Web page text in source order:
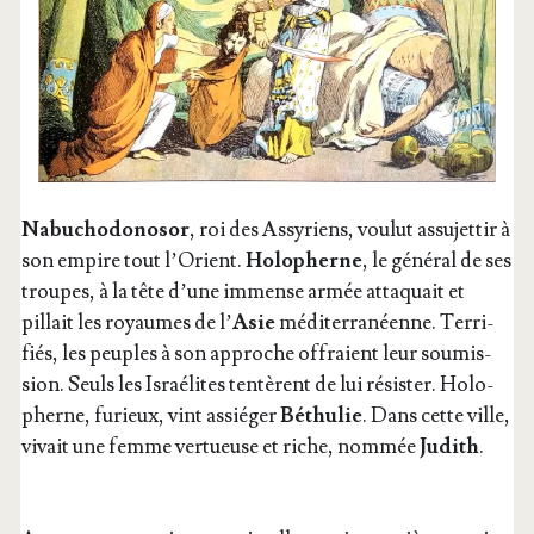
Nabu­cho­do­no­sor, roi des Assy­riens, vou­lut assu­jet­tir à
son empire tout l’O­rient.Holo­pherne, le géné­ral de ses
troupes, à la tête d’une immense armée atta­quait et
pillait les royaumes de l’Asiemédi­ter­ra­néenne. Ter­ri­
fiés, les peuples à son approche offraient leur sou­mis­
sion. Seuls les Israé­lites ten­tèrent de lui résis­ter. Holo­
pherne, furieux, vint assié­gerBéthu­lie. Dans cette ville,
vivait une femme ver­tueuse et riche, nom­méeJudith.